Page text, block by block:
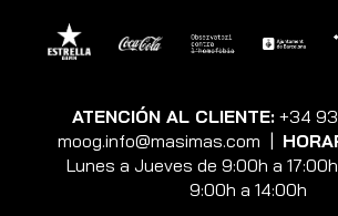
ATENCIÓN AL CLIENTE: +34
moog.info@masimas.com |
Lunes a Jueves de 9:00h a
9:00h a 14:00h